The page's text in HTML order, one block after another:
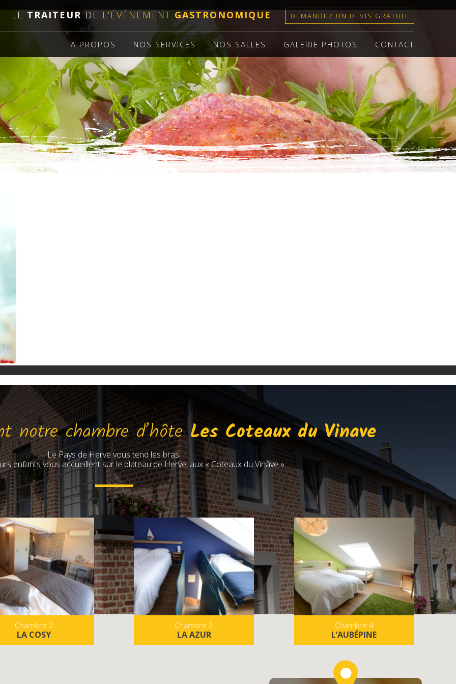
LE TRAITEUR DE L'ÉVÈNEMENT GASTRONOMIQUE DEMANDEZ UN DEVIS GRATUIT
A PROPOS NOS SERVICES NOS SALLES GALERIE PHOTOS CONTACT
notre chambre d’hôteLes Coteaux du Vinave
Le Pays de Herve vous tend les bras.
enfants vous accueillent sur le plateau de Herve, aux « Coteaux du Vinâve ».
Chambre 2
LA COSY
Chambre 3
LA AZUR
Chambre 4
L’AUBÉPINE